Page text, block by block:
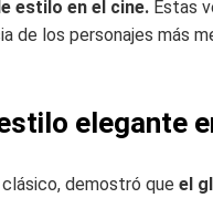
estilo en el cine. Estas
de los personajes más
elegante
demostró que el